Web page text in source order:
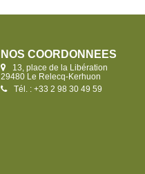
NOS COORDONNÉES
13, place de la Libération
29480 Le Relecq-Kerhuon
Tél. : +33 2 98 30 49 59